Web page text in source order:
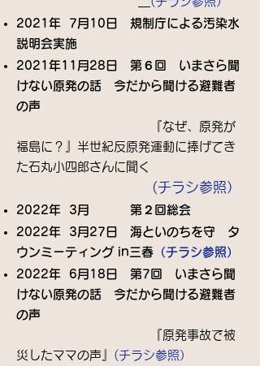
2021年 7月10日 規制庁による汚染水
説明会実施
2021年11月28日 第６回 いまさら聞
けない原発の話 今だから聞ける避難者
の声​
​ 『なぜ、原発が
福島に？』半世紀反原発運動に捧げてき
た石丸小四郎さんに聞く
(チラシ参照）
2022年 3月 第２回総会
2022年 3月27日 海といのちを守 タ
ウンミーティング in三春 （チラシ参照）
2022年 6月18日 第7回 いまさら聞
けない原発の話 今だから聞ける避難者
の声​
​ 『原発事故で被
災したママの声』 (チラシ参照）